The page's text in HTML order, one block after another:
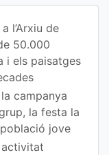
l’Arxiu de
50.000
i els paisatges
campanya
la festa la
jove